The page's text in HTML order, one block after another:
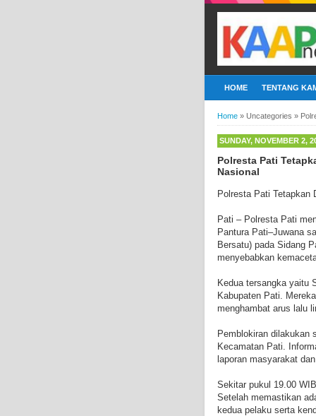
HOME TENTANG
Home » Uncategories »
SUNDAY, NOVEMBER 2,
Polresta Pati
Nasional
Polresta Pati Tetapkan
Pati – Polresta Pati
Pantura Pati–Juwana
Bersatu) pada Sidang
menyebabkan
Kedua tersangka yaitu
Kabupaten Pati.
menghambat arus lalu
Pemblokiran dilakukan
Kecamatan Pati.
laporan masyarakat
Sekitar pukul 19.00
Setelah memastikan
kedua pelaku serta